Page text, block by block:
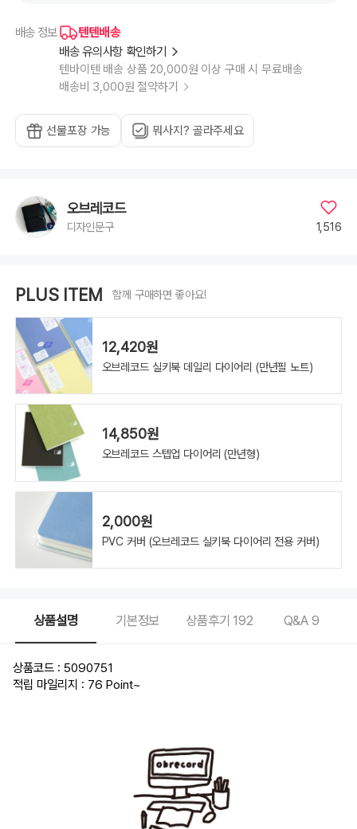
배송 정보
텐텐배송
배송 유의사항 확인하기
텐바이텐 배송 상품 20,000원 이상 구매 시 무료배송
배송비 3,000원 절약하기
선물포장 가능 뭐사지? 골라주세요
오브레코드
디자인문구 1,516
PLUS ITEM 함께 구매하면 좋아요!
12,420원
오브레코드 실키북 데일리 다이어리 (만년필 노트)
14,850원
오브레코드 스텝업 다이어리 (만년형)
2,000원
PVC 커버 (오브레코드 실키북 다이어리 전용 커버)
상품설명 기본정보 상품후기192 Q&A 9
상품코드 : 5090751
적립 마일리지 : 76 Point~